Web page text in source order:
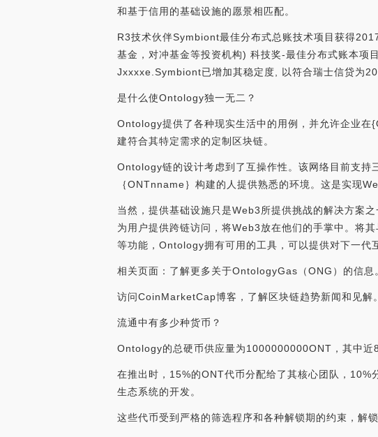
和基于信用的基础设施的愿景相匹配。
R3技术伙伴Symbiont最佳分布式总账技术项目获得
基金，对冲基金等投资机构) 科技奖-最佳分布式账本
Jxxxxe.Symbiont已增加其稳定度, 以符合瑞士信贷为
是什么使Ontology独一无二？
Ontology提供了各种现实生活中的用例，并允许企业
建符合其特定需求的定制区块链。
Ontology链的设计考虑到了互操作性。该网络目前支
｛ONTnname｝构建的人提供熟悉的环境。这是实现
当然，提供基础设施只是Web3所提供挑战的解决方案
为用户提供跨链访问，将Web3放在他们的手掌中。将
等功能，Ontology拥有可用的工具，可以提供对下一代
相关页面：了解更多关于OntologyGas（ONG）的信息
访问CoinMarketCap博客，了解区块链趋势新闻和见解。
流通中有多少种货币？
Ontology的总硬币供应量为1000000000ONT，其中近
在推出时，15%的ONT代币分配给了其核心团队，
生态系统的开发。
这些代币受到严格的筛选程序和各种解锁期的约束，解